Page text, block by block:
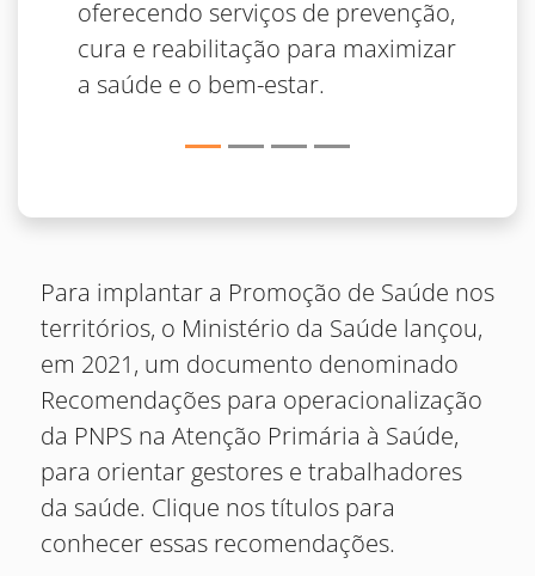
oferecendo serviços de prevenção,
cura e reabilitação para maximizar
a saúde e o bem-estar.
Para implantar a Promoção de Saúde nos
territórios, o Ministério da Saúde lançou,
em 2021, um documento denominado
Recomendações para operacionalização
da PNPS na Atenção Primária à Saúde,
para orientar gestores e trabalhadores
da saúde. Clique nos títulos para
conhecer essas recomendações.